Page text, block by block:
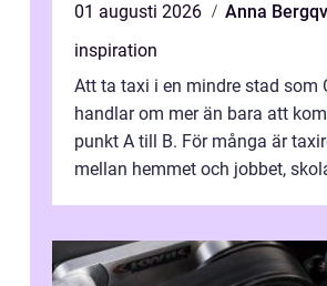
01 augusti 2026
Anna
inspiration
Att ta taxi i en mindre stad som
handlar om mer än bara att
punkt A till B. För många är
mellan hemmet och jobbet,